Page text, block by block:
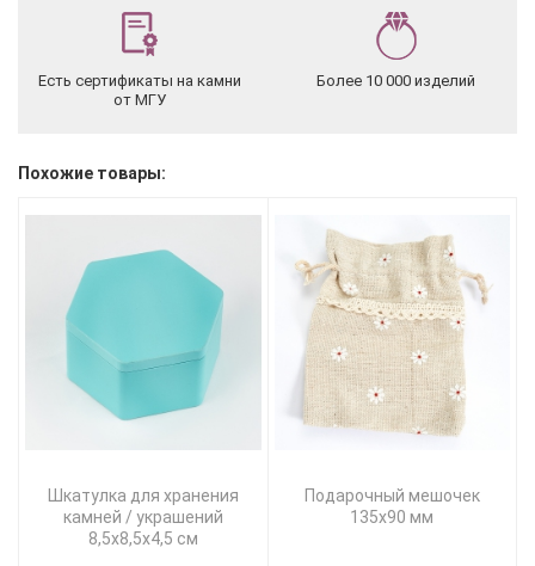
Есть сертификаты на камни
от МГУ
Более 10 000 изделий
Похожие товары:
Шкатулка для хранения
камней / украшений
8,5х8,5х4,5 см
Подарочный мешочек
135х90 мм